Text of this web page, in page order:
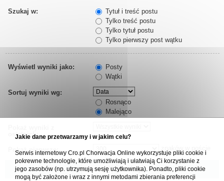
Szukaj w:
Tytuł i treść postu
Tylko treść postu
Tylko tytuł postu
Tylko pierwszy post wątku
Wyświetl wyniki jako:
Posty
Wątki
Sortuj wyniki wg:
Rosnąco
Malejąco
ostatnich:
Pokaż pierwsze:
Jakie dane przetwarzamy i w jakim celu?
Serwis internetowy Cro.pl Chorwacja Online wykorzystuje pliki cookie i
pokrewne technologie, które umożliwiają i ułatwiają Ci korzystanie z
jego zasobów (np. utrzymują sesję użytkownika). Ponadto, pliki cookie
mogą być założone i wraz z innymi metodami zbierania preferencji